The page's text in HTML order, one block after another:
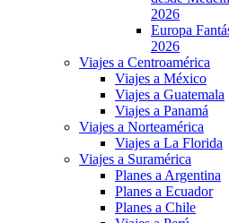
2026
Europa
2026
Viajes a Centroamérica
Viajes a México
Viajes a Guatemala
Viajes a Panamá
Viajes a Norteamérica
Viajes a La Florida
Viajes a Suramérica
Planes a Argentina
Planes a Ecuador
Planes a Chile